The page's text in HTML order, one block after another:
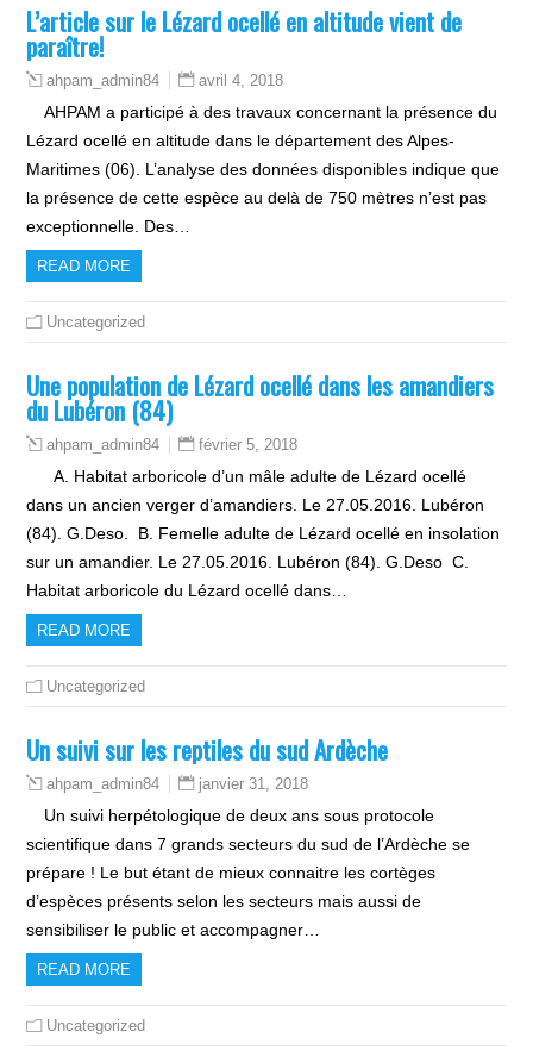
L’article sur le Lézard ocellé en altitude vient de
paraître!
ahpam_admin84 avril 4, 2018
AHPAM a participé à des travaux concernant la présence du
Lézard ocellé en altitude dans le département des Alpes-
Maritimes (06). L’analyse des données disponibles indique que
la présence de cette espèce au delà de 750 mètres n’est pas
exceptionnelle. Des…
READ MORE
Uncategorized
Une population de Lézard ocellé dans les amandiers
du Lubéron (84)
ahpam_admin84 février 5, 2018
A. Habitat arboricole d’un mâle adulte de Lézard ocellé
dans un ancien verger d’amandiers. Le 27.05.2016. Lubéron
(84). G.Deso. B. Femelle adulte de Lézard ocellé en insolation
sur un amandier. Le 27.05.2016. Lubéron (84). G.Deso C.
Habitat arboricole du Lézard ocellé dans…
READ MORE
Uncategorized
Un suivi sur les reptiles du sud Ardèche
ahpam_admin84 janvier 31, 2018
Un suivi herpétologique de deux ans sous protocole
scientifique dans 7 grands secteurs du sud de l’Ardèche se
prépare ! Le but étant de mieux connaitre les cortèges
d’espèces présents selon les secteurs mais aussi de
sensibiliser le public et accompagner…
READ MORE
Uncategorized